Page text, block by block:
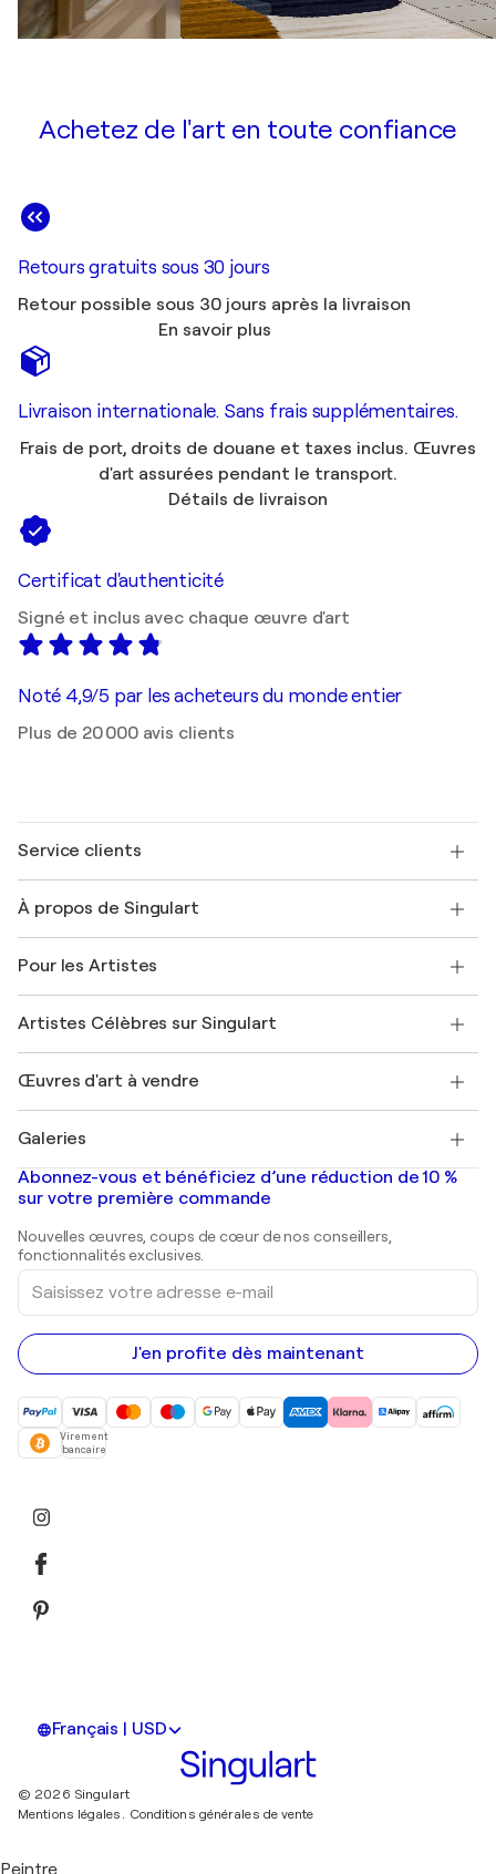
Achetez de l'art en toute confiance
Retours gratuits sous 30 jours
Retour possible sous 30 jours après la livraison
En savoir plus
Livraison internationale. Sans frais supplémentaires.
Frais de port, droits de douane et taxes inclus. Œuvres
d'art assurées pendant le transport.
Détails de livraison
Certificat d'authenticité
Signé et inclus avec chaque œuvre d'art
Noté 4,9/5 par les acheteurs du monde entier
Plus de 20 000 avis clients
Service clients
Expédition
Offrir une carte cadeau
Rejoignez notre programme commercial
Mon compte
+33 1 76 44 06 42
À propos de Singulart
FAQ
Magazine Singulart
Emplois
Découvrez une sélection d'art original
Pour les Artistes
Se connecter en tant qu'Artiste
Artistes Célèbres sur Singulart
Marc Chagall
Banksy
Mr. Brainwash
Shepard Fairey
Œuvres d'art à vendre
Tableaux abstraits à vendre
Peintures de paysage
Estampes
Peintures acryliques
Galeries
Galeries d'art en France
Galeries d'art en Belgique
Abonnez-vous et bénéficiez d’une réduction de 10 %
sur votre première commande
Nouvelles œuvres, coups de cœur de nos conseillers,
fonctionnalités exclusives.
Saisissez
votre
adresse
e-
mail
J'en profite dès maintenant
Virement
bancaire
Français | USD
© 2026 Singulart
Mentions légales. Conditions générales de vente
Peintre